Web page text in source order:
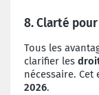
8. Clarté
Tous les
clarifier les
nécessaire. Cet
2026.